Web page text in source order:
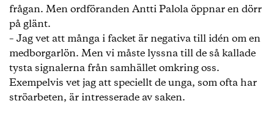
frågan. Men ordföranden Antti Palola öppnar en dörr
på glänt.
– Jag vet att många i facket är negativa till idén om en
medborgarlön. Men vi måste lyssna till de så kallade
tysta signalerna från samhället omkring oss.
Exempelvis vet jag att speciellt de unga, som ofta har
ströarbeten, är intresserade av saken.